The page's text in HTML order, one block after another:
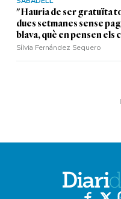
"Hauria de ser gratuïta
dues setmanes sense
blava, què en pensen els
Sílvia Fernández Sequero